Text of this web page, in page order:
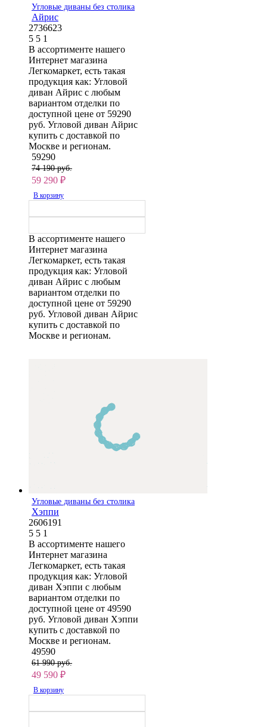
Угловые диваны без столика
Айрис
2736623
5 5 1
В ассортименте нашего
Интернет магазина
Легкомаркет, есть такая
продукция как: Угловой
диван Айрис с любым
вариантом отделки по
доступной цене от 59290
руб. Угловой диван Айрис
купить с доставкой по
Москве и регионам.
59290
74 190 руб.
59 290 ₽
В корзину
В ассортименте нашего
Интернет магазина
Легкомаркет, есть такая
продукция как: Угловой
диван Айрис с любым
вариантом отделки по
доступной цене от 59290
руб. Угловой диван Айрис
купить с доставкой по
Москве и регионам.
Угловые диваны без столика
Хэппи
2606191
5 5 1
В ассортименте нашего
Интернет магазина
Легкомаркет, есть такая
продукция как: Угловой
диван Хэппи с любым
вариантом отделки по
доступной цене от 49590
руб. Угловой диван Хэппи
купить с доставкой по
Москве и регионам.
49590
61 990 руб.
49 590 ₽
В корзину